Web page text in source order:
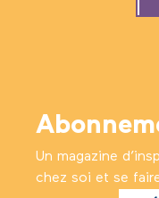
Un magazine
chez soi et se